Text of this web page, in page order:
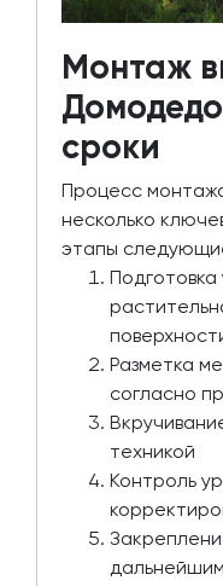
Монтаж
сроки
Процесс
несколько
этапы
Разметка
согласно
техникой
Контроль